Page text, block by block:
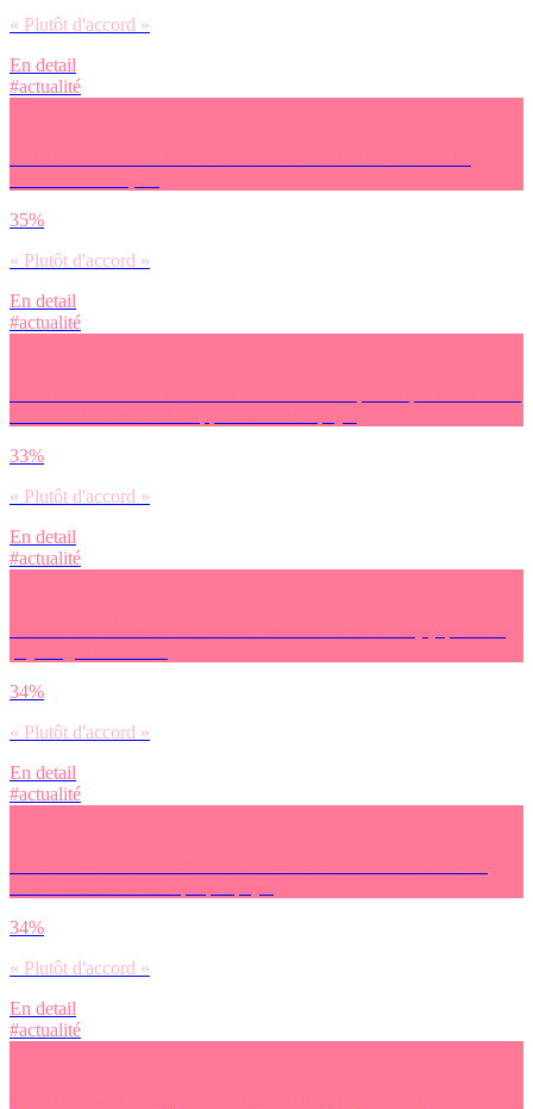
« Plutôt d'accord »
En detail
#actualité
35%
« Plutôt d'accord »
En detail
#actualité
33%
« Plutôt d'accord »
En detail
#actualité
34%
« Plutôt d'accord »
En detail
#actualité
34%
« Plutôt d'accord »
En detail
#actualité